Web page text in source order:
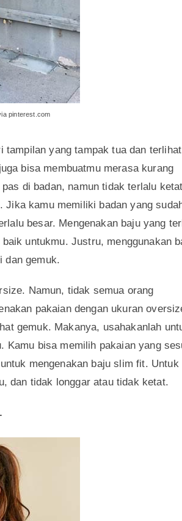
kemerahan, untuk bawahannya
warna gradasi.
dan hitam bisa membuatmu terlihat
warna-warna pastel. Penggunaan
hijau muda, biru muda, dan lain-lain
longgar dan tidak terlalu ketat